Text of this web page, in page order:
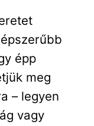
épp
meg
– legyen
vagy